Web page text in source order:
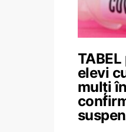
elevi
mulți